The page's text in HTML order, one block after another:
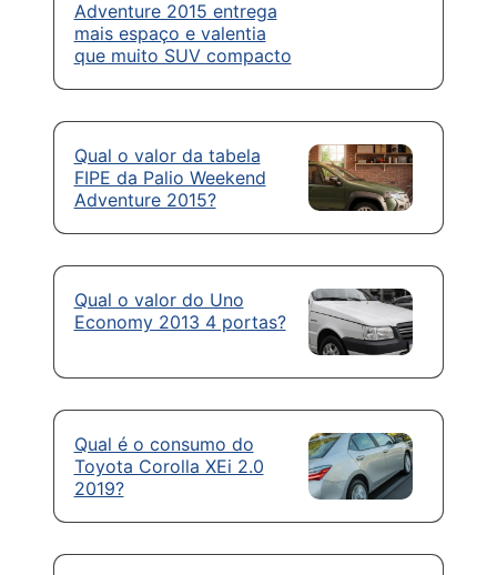
Adventure 2015 entrega
mais espaço e valentia
que muito SUV compacto
Qual o valor da tabela
FIPE da Palio Weekend
Adventure 2015?
Qual o valor do Uno
Economy 2013 4 portas?
Qual é o consumo do
Toyota Corolla XEi 2.0
2019?